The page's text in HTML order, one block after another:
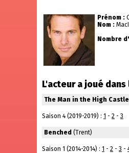
Prénom :
Nom :
Nombre
L'acteur a joué
The Man in the High Castle
Saison 4 (2019-2019) : 1 - 2 - 3
Benched (Trent)
Saison 1 (2014-2014) : 1 - 2 - 3 -